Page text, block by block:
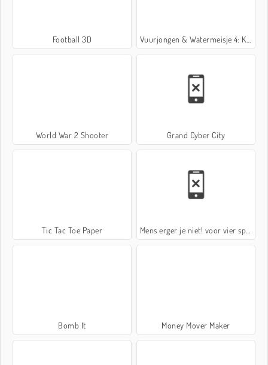
Football 3D Vuurjongen & Watermeisje 4: Kristaltempel
World War 2 Shooter Grand Cyber City
Tic Tac Toe Paper Mens erger je niet! voor vier spelers
Bomb It Money Mover Maker